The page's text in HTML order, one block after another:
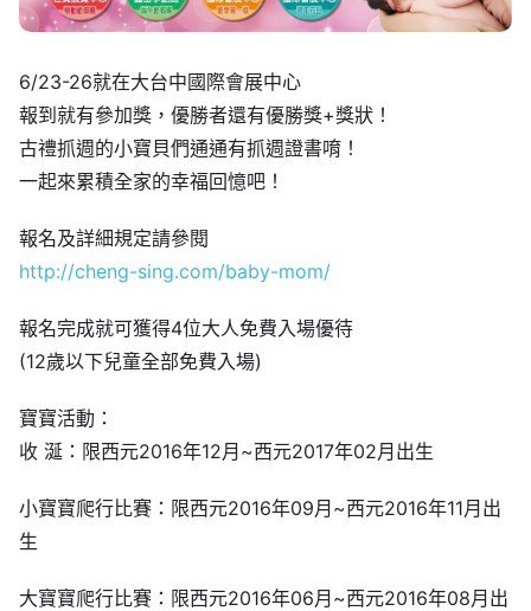
6/23-26就在大台中國際會展中心
報到就有參加獎，優勝者還有優勝獎+獎狀！
古禮抓週的小寶貝們通通有抓週證書唷！
一起來累積全家的幸福回憶吧！
報名及詳細規定請參閱
http://cheng-sing.com/baby-mom/
報名完成就可獲得4位大人免費入場優待
(12歲以下兒童全部免費入場)
寶寶活動：
收 涎：限西元2016年12月~西元2017年02月出生
小寶寶爬行比賽：限西元2016年09月~西元2016年11月出
生
大寶寶爬行比賽：限西元2016年06月~西元2016年08月出